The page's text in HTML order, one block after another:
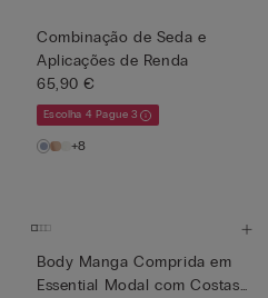
Combinação de Seda e
Aplicações de Renda
65,90 €
Escolha 4 Pague 3
+8
Body Manga Comprida em
Essential Modal com Costas